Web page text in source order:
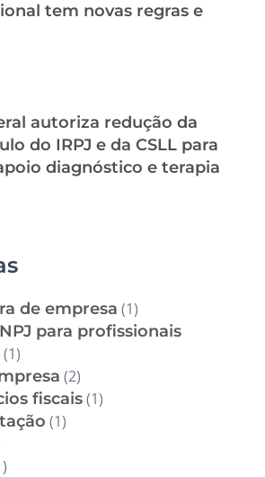
tem novas regras e
autoriza redução da
do IRPJ e da CSLL para
diagnóstico e terapia
de empresa (1)
para profissionais
(1)
(2)
fiscais(1)
(1)